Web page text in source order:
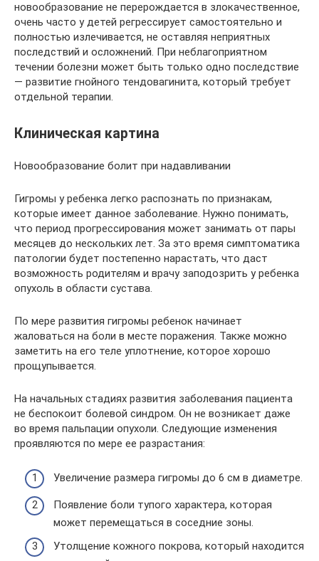
новообразование не перерождается в злокачественное,
очень часто у детей регрессирует самостоятельно и
полностью излечивается, не оставляя неприятных
последствий и осложнений. При неблагоприятном
течении болезни может быть только одно последствие
— развитие гнойного тендовагинита, который требует
отдельной терапии.
Клиническая картина
Новообразование болит при надавливании
Гигромы у ребенка легко распознать по признакам,
которые имеет данное заболевание. Нужно понимать,
что период прогрессирования может занимать от пары
месяцев до нескольких лет. За это время симптоматика
патологии будет постепенно нарастать, что даст
возможность родителям и врачу заподозрить у ребенка
опухоль в области сустава.
По мере развития гигромы ребенок начинает
жаловаться на боли в месте поражения. Также можно
заметить на его теле уплотнение, которое хорошо
прощупывается.
На начальных стадиях развития заболевания пациента
не беспокоит болевой синдром. Он не возникает даже
во время пальпации опухоли. Следующие изменения
проявляются по мере ее разрастания:
Увеличение размера гигромы до 6 см в диаметре.
Появление боли тупого характера, которая
может перемещаться в соседние зоны.
Утолщение кожного покрова, который находится